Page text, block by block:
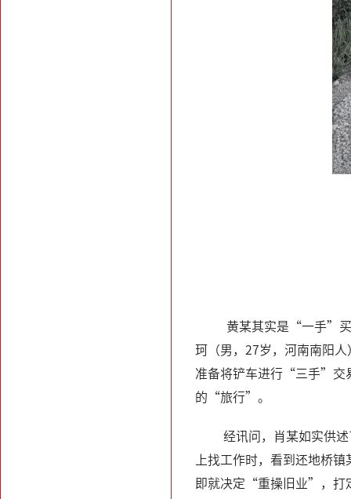
黄某其实是“一手”买
珂（男，27岁，河南南阳
准备将铲车进行“三手”交
的“旅行”。
经讯问，肖某如实供
上找工作时，看到还地桥
即就决定“重操旧业”，打